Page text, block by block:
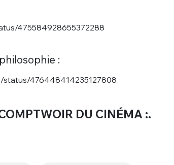
475584928655372288
:
476448414235127808
DU CINÉMA :.